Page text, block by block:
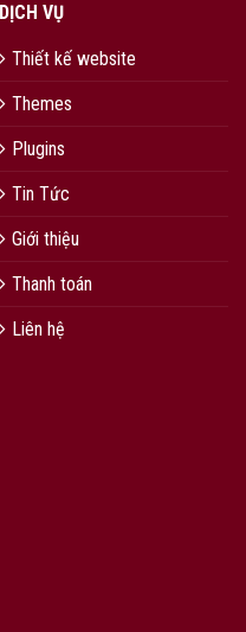
DỊCH VỤ
Thiết kế website
Themes
Plugins
Tin Tức
Giới thiệu
Thanh toán
Liên hệ